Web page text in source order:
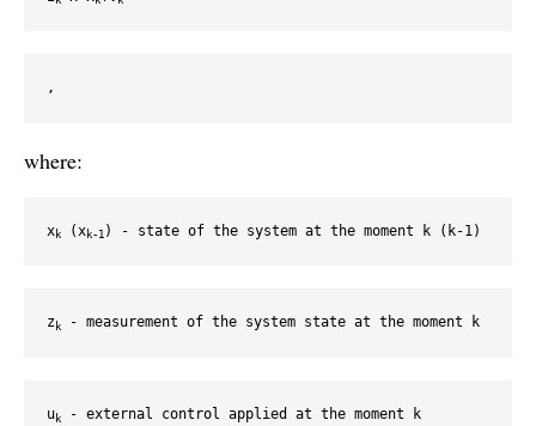
,
where:
xk (xk-1 ) - state of the system at the moment k (k-1)
z k - measurement of the system state at the moment k
uk - external control applied at the moment k